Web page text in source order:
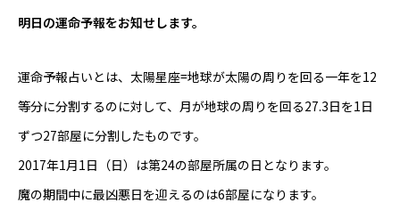
明日の運命予報をお知せします。
運命予報占いとは、太陽星座=地球が太陽の周りを回る一年を12
等分に分割するのに対して、月が地球の周りを回る27.3日を1日
ずつ27部屋に分割したものです。
2017年1月1日（日）は第24の部屋所属の日となります。
魔の期間中に最凶悪日を迎えるのは6部屋になります。